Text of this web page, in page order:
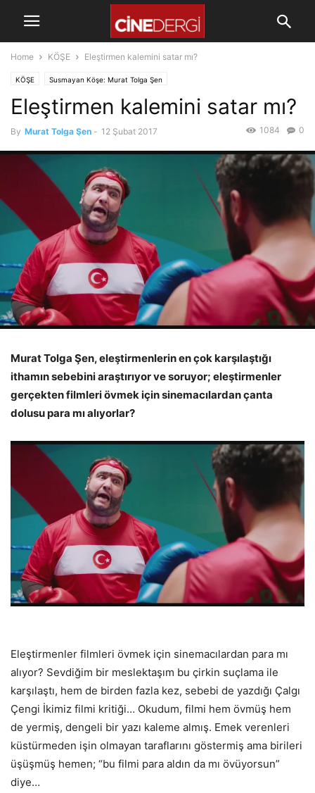
Home KÖŞE Eleştirmen kalemini satar mı?
KÖŞE Susmayan Köşe: Murat Tolga Şen
Eleştirmen kalemini satar mı?
By Murat Tolga Şen - 12 Şubat 2017 0
1084
Murat Tolga Şen, eleştirmenlerin en çok karşılaştığı
ithamın sebebini araştırıyor ve soruyor; eleştirmenler
gerçekten filmleri övmek için sinemacılardan çanta
dolusu para mı alıyorlar?
Eleştirmenler filmleri övmek için sinemacılardan para mı
alıyor? Sevdiğim bir meslektaşım bu çirkin suçlama ile
karşılaştı, hem de birden fazla kez, sebebi de yazdığı Çalgı
Çengi İkimiz filmi kritiği… Okudum, filmi hem övmüş hem
de yermiş, dengeli bir yazı kaleme almış. Emek verenleri
küstürmeden işin olmayan taraflarını göstermiş ama birileri
üşüşmüş hemen; “bu filmi para aldın da mı övüyorsun”
diye…